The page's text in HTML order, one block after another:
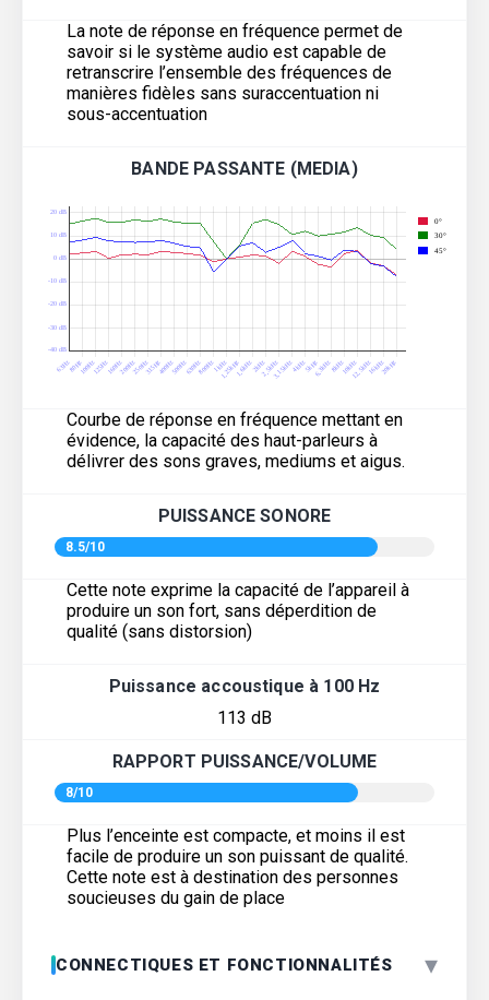
La note de réponse en fréquence permet de
savoir si le système audio est capable de
retranscrire l’ensemble des fréquences de
manières fidèles sans suraccentuation ni
sous-accentuation
BANDE PASSANTE (MEDIA)
Courbe de réponse en fréquence mettant en
évidence, la capacité des haut-parleurs à
délivrer des sons graves, mediums et aigus.
PUISSANCE SONORE
8.5/10
Cette note exprime la capacité de l’appareil à
produire un son fort, sans déperdition de
qualité (sans distorsion)
Puissance accoustique à 100 Hz
113 dB
RAPPORT PUISSANCE/VOLUME
8/10
Plus l’enceinte est compacte, et moins il est
facile de produire un son puissant de qualité.
Cette note est à destination des personnes
soucieuses du gain de place
CONNECTIQUES ET FONCTIONNALITÉS ▾